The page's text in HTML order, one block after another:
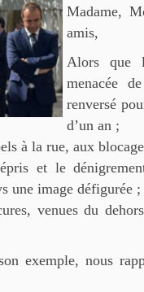
Madame,
amis,
Alors que
menacée
renversé
d’un an ;
à la rue, aux
et le
une image défigurée ;
venues du
exemple, nous